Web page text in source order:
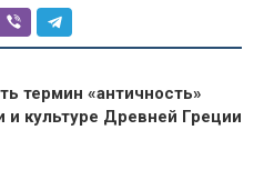
термин «античность»
и культуре Древней Греции